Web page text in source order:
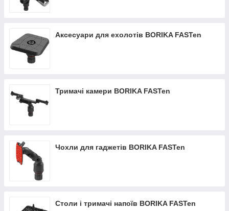
Аксесуари для ехолотів BORIKA FASTen
Тримачі камери BORIKA FASTen
Чохли для гаджетів BORIKA FASTen
Столи і тримачі напоїв BORIKA FASTen